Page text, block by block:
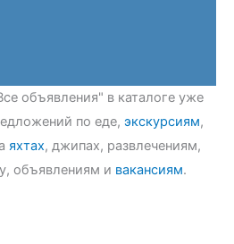
объявления" в каталоге уже
по еде, экскурсиям,
яхтах, джипах, развлечениям,
объявлениям и вакансиям.